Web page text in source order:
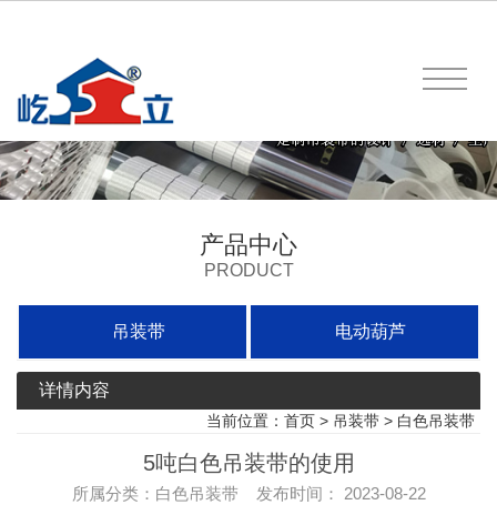
产品中心
PRODUCT
吊装带 电动葫芦
详情内容
当前位置： 首页 > 吊装带 > 白色吊装带
5吨白色吊装带的使用
所属分类：白色吊装带 发布时间： 2023-08-22